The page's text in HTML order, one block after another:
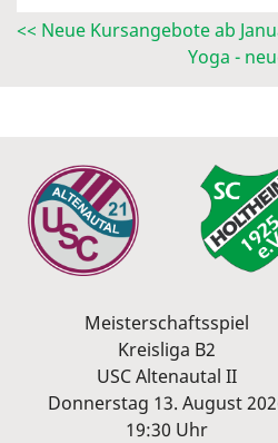
<< Neue Kursangebote ab
Yoga -
Meisterschaftsspiel
Kreisliga B2
USC Altenautal II
Donnerstag 13. August
19:30 Uhr